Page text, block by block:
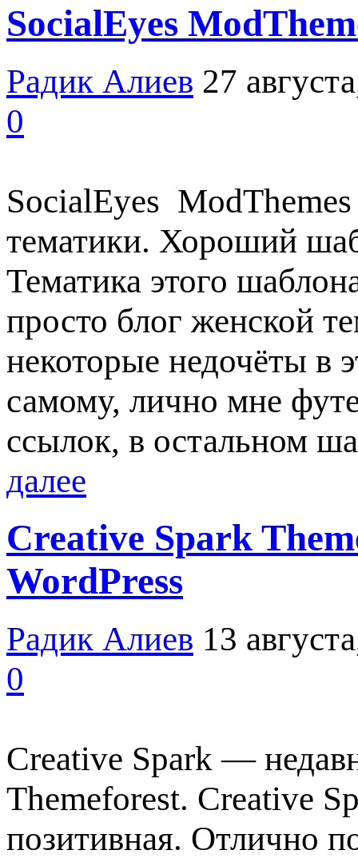
SocialEyes
Радик Алиев 27
0
SocialEyes ModThemes
тематики. Хороший
Тематика этого
просто блог женской
некоторые недочёты в
самому, лично мне
ссылок, в остальном
далее
Creative Spark
WordPress
Радик Алиев 13
0
Creative Spark —
Themeforest. Creative
позитивная. Отлично